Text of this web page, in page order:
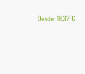
Desde: 18,37 €